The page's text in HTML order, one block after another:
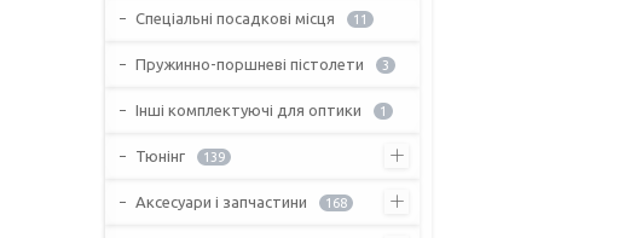
Спеціальні посадкові місця 11
Пружинно-поршневі пістолети 3
Інші комплектуючі для оптики 1
Тюнінг 139
Аксесуари і запчастини 168